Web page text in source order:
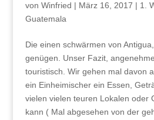
von Winfried | März 16, 2017 | 1.
Guatemala
Die einen schwärmen von
genügen. Unser Fazit,
touristisch. Wir gehen mal davon
ein Einheimischer ein Essen,
vielen vielen teuren Lokalen oder
kann ( Mal abgesehen von der